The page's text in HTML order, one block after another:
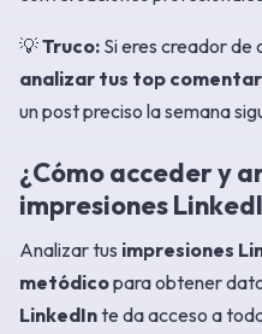
💡Truco: Si eres creador de
analizar tus top
un post preciso la semana
¿Cómo acceder y
impresiones
Analizar tus impresiones
metódicopara obtener
LinkedInte da acceso a